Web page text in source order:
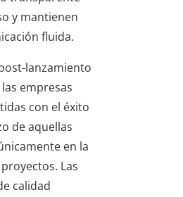
y mantienen
fluida.
lanzamiento
empresas
con el éxito
de aquellas
en la
Las
calidad